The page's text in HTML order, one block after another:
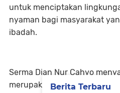
untuk menciptakan
nyaman bagi masyarakat
ibadah.
Serma Dian Nur Cahyo
merupakan bagian dari
Berita Terbaru